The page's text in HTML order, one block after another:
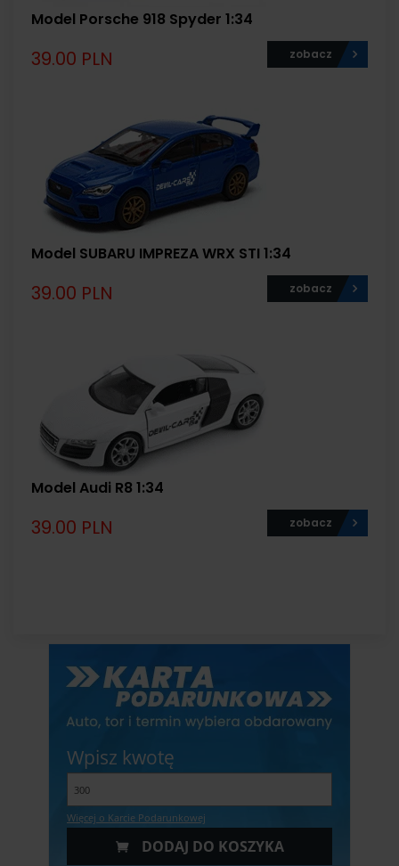
Model Porsche 918 Spyder 1:34
39.00 PLN zobacz
Model SUBARU IMPREZA WRX STI 1:34
39.00 PLN zobacz
Model Audi R8 1:34
39.00 PLN zobacz
Wpisz kwotę
Więcej o Karcie Podarunkowej
DODAJ DO KOSZYKA